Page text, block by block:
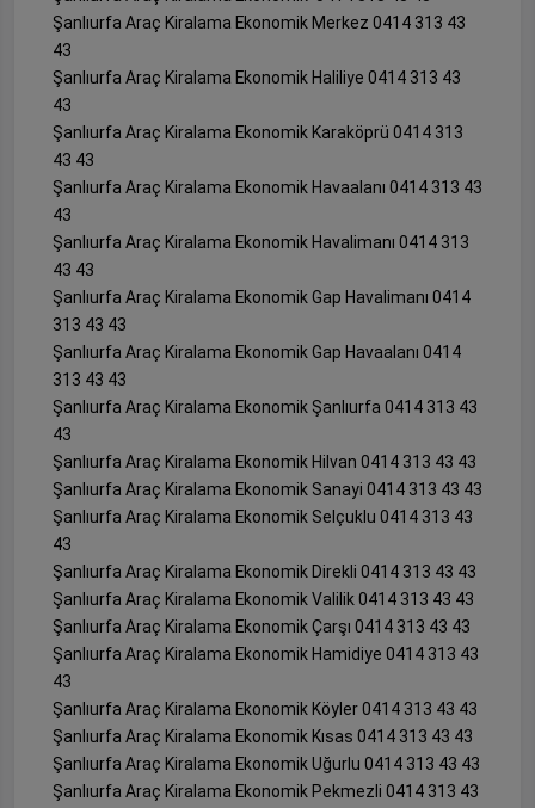
Şanlıurfa Araç Kiralama Ekonomik Merkez 0414 313 43
43
Şanlıurfa Araç Kiralama Ekonomik Haliliye 0414 313 43
43
Şanlıurfa Araç Kiralama Ekonomik Karaköprü 0414 313
43 43
Şanlıurfa Araç Kiralama Ekonomik Havaalanı 0414 313 43
43
Şanlıurfa Araç Kiralama Ekonomik Havalimanı 0414 313
43 43
Şanlıurfa Araç Kiralama Ekonomik Gap Havalimanı 0414
313 43 43
Şanlıurfa Araç Kiralama Ekonomik Gap Havaalanı 0414
313 43 43
Şanlıurfa Araç Kiralama Ekonomik Şanlıurfa 0414 313 43
43
Şanlıurfa Araç Kiralama Ekonomik Hilvan 0414 313 43 43
Şanlıurfa Araç Kiralama Ekonomik Sanayi 0414 313 43 43
Şanlıurfa Araç Kiralama Ekonomik Selçuklu 0414 313 43
43
Şanlıurfa Araç Kiralama Ekonomik Direkli 0414 313 43 43
Şanlıurfa Araç Kiralama Ekonomik Valilik 0414 313 43 43
Şanlıurfa Araç Kiralama Ekonomik Çarşı 0414 313 43 43
Şanlıurfa Araç Kiralama Ekonomik Hamidiye 0414 313 43
43
Şanlıurfa Araç Kiralama Ekonomik Köyler 0414 313 43 43
Şanlıurfa Araç Kiralama Ekonomik Kısas 0414 313 43 43
Şanlıurfa Araç Kiralama Ekonomik Uğurlu 0414 313 43 43
Şanlıurfa Araç Kiralama Ekonomik Pekmezli 0414 313 43